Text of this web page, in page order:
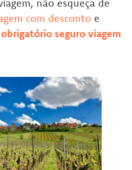
não esqueça de
com desconto e
seguro viagem